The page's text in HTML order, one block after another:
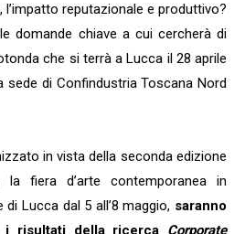
reputazionale e produttivo?
domande chiave a cui cercherà di
che si terrà a Lucca il 28 aprile
sede di Confindustria Toscana Nord
in vista della seconda edizione
la fiera d’arte contemporanea in
Lucca dal 5 all’8 maggio, saranno